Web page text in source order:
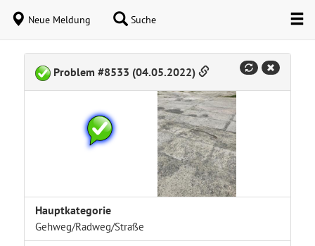
Neue Meldung Suche
Problem #8533 (04.05.2022)
Hauptkategorie
Gehweg/Radweg/Straße